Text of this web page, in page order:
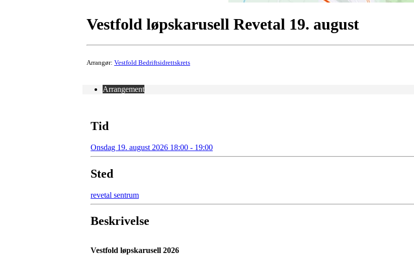
Vestfold løpskarusell Revetal 19. august
Arrangør: Vestfold Bedriftsidrettskrets
Arrangement
Tid
Onsdag 19. august 2026 18:00 - 19:00
Sted
revetal sentrum
Beskrivelse
Vestfold løpskarusell 2026